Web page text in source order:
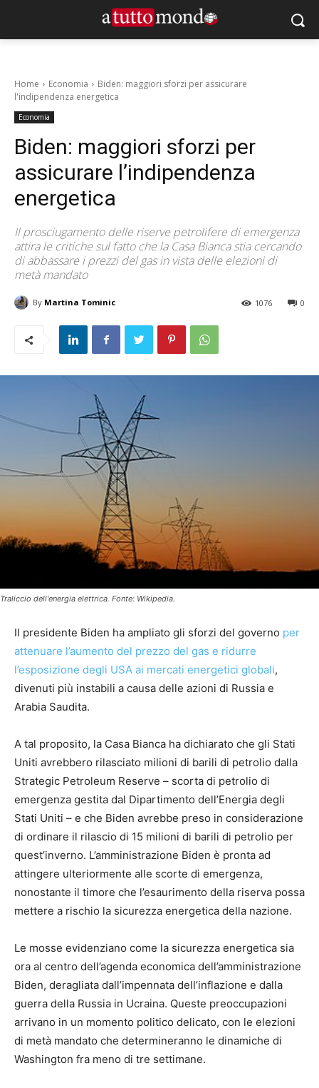
Home Economia
Biden: maggiori sforzi per assicurare
l'indipendenza energetica
Economia
Biden: maggiori sforzi per
assicurare l’indipendenza
energetica
Il prosciugamento delle riserve petrolifere di emergenza
attira le critiche sul fatto che la Casa Bianca stia cercando
di abbassare i prezzi del gas in vista delle elezioni di
metà mandato
By Martina Tominic 0
1076
Traliccio dell'energia elettrica. Fonte: Wikipedia.
Il presidente Biden ha ampliato gli sforzi del governo per
attenuare l’aumento del prezzo del gas e ridurre
l’esposizione degli USA ai mercati energetici globali,
divenuti più instabili a causa delle azioni di Russia e
Arabia Saudita.
A tal proposito, la Casa Bianca ha dichiarato che gli Stati
Uniti avrebbero rilasciato milioni di barili di petrolio dalla
Strategic Petroleum Reserve – scorta di petrolio di
emergenza gestita dal Dipartimento dell’Energia degli
Stati Uniti – e che Biden avrebbe preso in considerazione
di ordinare il rilascio di 15 milioni di barili di petrolio per
quest’inverno. L’amministrazione Biden è pronta ad
attingere ulteriormente alle scorte di emergenza,
nonostante il timore che l’esaurimento della riserva possa
mettere a rischio la sicurezza energetica della nazione.
Le mosse evidenziano come la sicurezza energetica sia
ora al centro dell’agenda economica dell’amministrazione
Biden, deragliata dall’impennata dell’inflazione e dalla
guerra della Russia in Ucraina. Queste preoccupazioni
arrivano in un momento politico delicato, con le elezioni
di metà mandato che determineranno le dinamiche di
Washington fra meno di tre settimane.